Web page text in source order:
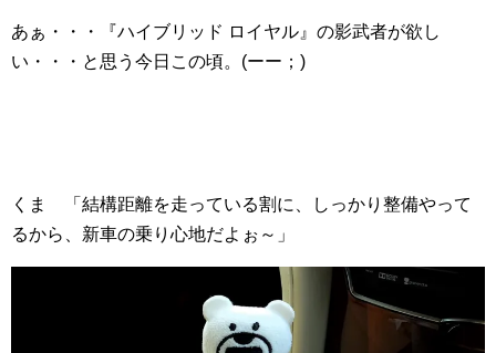
あぁ・・・『ハイブリッド ロイヤル』の影武者が欲し
い・・・と思う今日この頃。(ーー；)
くま 「結構距離を走っている割に、しっかり整備やって
るから、新車の乗り心地だよぉ～」